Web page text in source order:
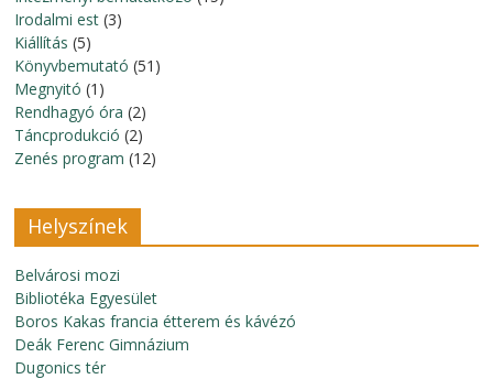
Irodalmi est (3)
Kiállítás (5)
Könyvbemutató (51)
Megnyitó (1)
Rendhagyó óra (2)
Táncprodukció (2)
Zenés program (12)
Helyszínek
Belvárosi mozi
Bibliotéka Egyesület
Boros Kakas francia étterem és kávézó
Deák Ferenc Gimnázium
Dugonics tér